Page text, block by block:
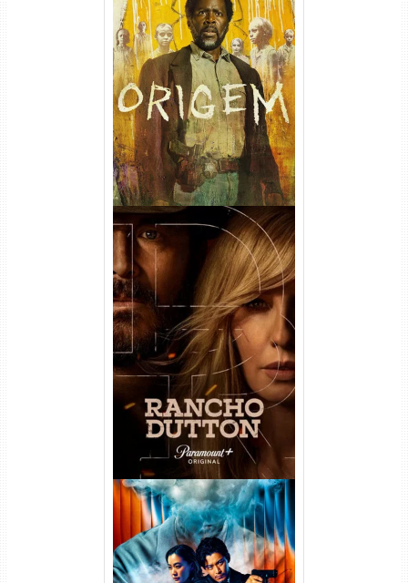
Origem 4ª Temporada Torrent
(2026) WEB-DL 1080p/4K
Dual Áudio
Rancho Dutton 1ª
Temporada Torrent (2026)
WEB-DL 1080p Dual Áudio